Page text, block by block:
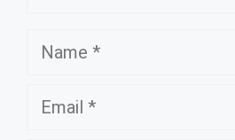
Name
Email